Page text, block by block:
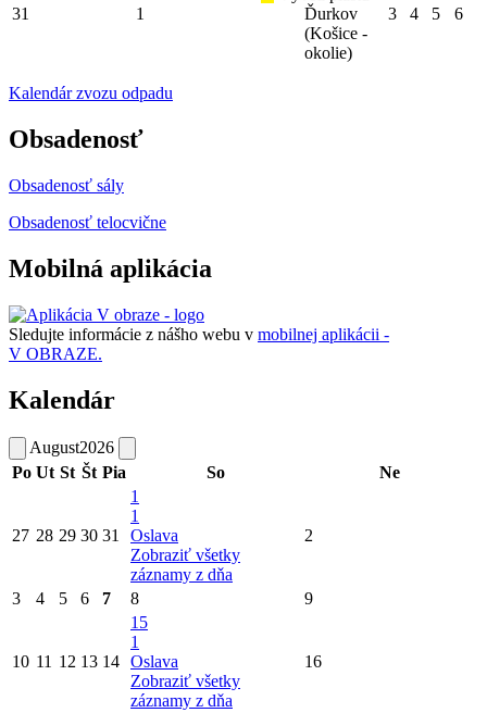
31 1
Ďurkov
(Košice -
okolie)
3 4 5 6
Kalendár zvozu odpadu
Obsadenosť
Obsadenosť sály
Obsadenosť telocvične
Mobilná aplikácia
Sledujte informácie z nášho webu v mobilnej aplikácii -
V OBRAZE.
Kalendár
August2026
Po Ut St Št Pia So Ne
27 28 29 30 31
1
1
Oslava
Zobraziť všetky
záznamy z dňa
2
3 4 5 6 7 8 9
10 11 12 13 14
15
1
Oslava
Zobraziť všetky
záznamy z dňa
16